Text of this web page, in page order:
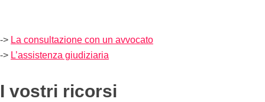
-> La consultazione con un avvocato
-> L’assistenza giudiziaria
I vostri ricorsi